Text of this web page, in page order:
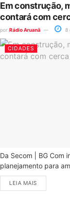
Em construção,
contará com
por Rádio Aruanã 8
CIDADES
Da Secom | BG Com
planejamento para
LEIA MAIS